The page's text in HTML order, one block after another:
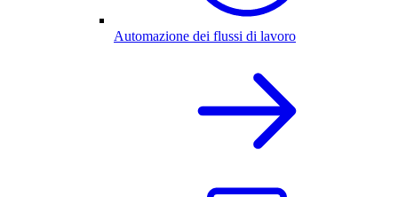
Automazione dei flussi di lavoro